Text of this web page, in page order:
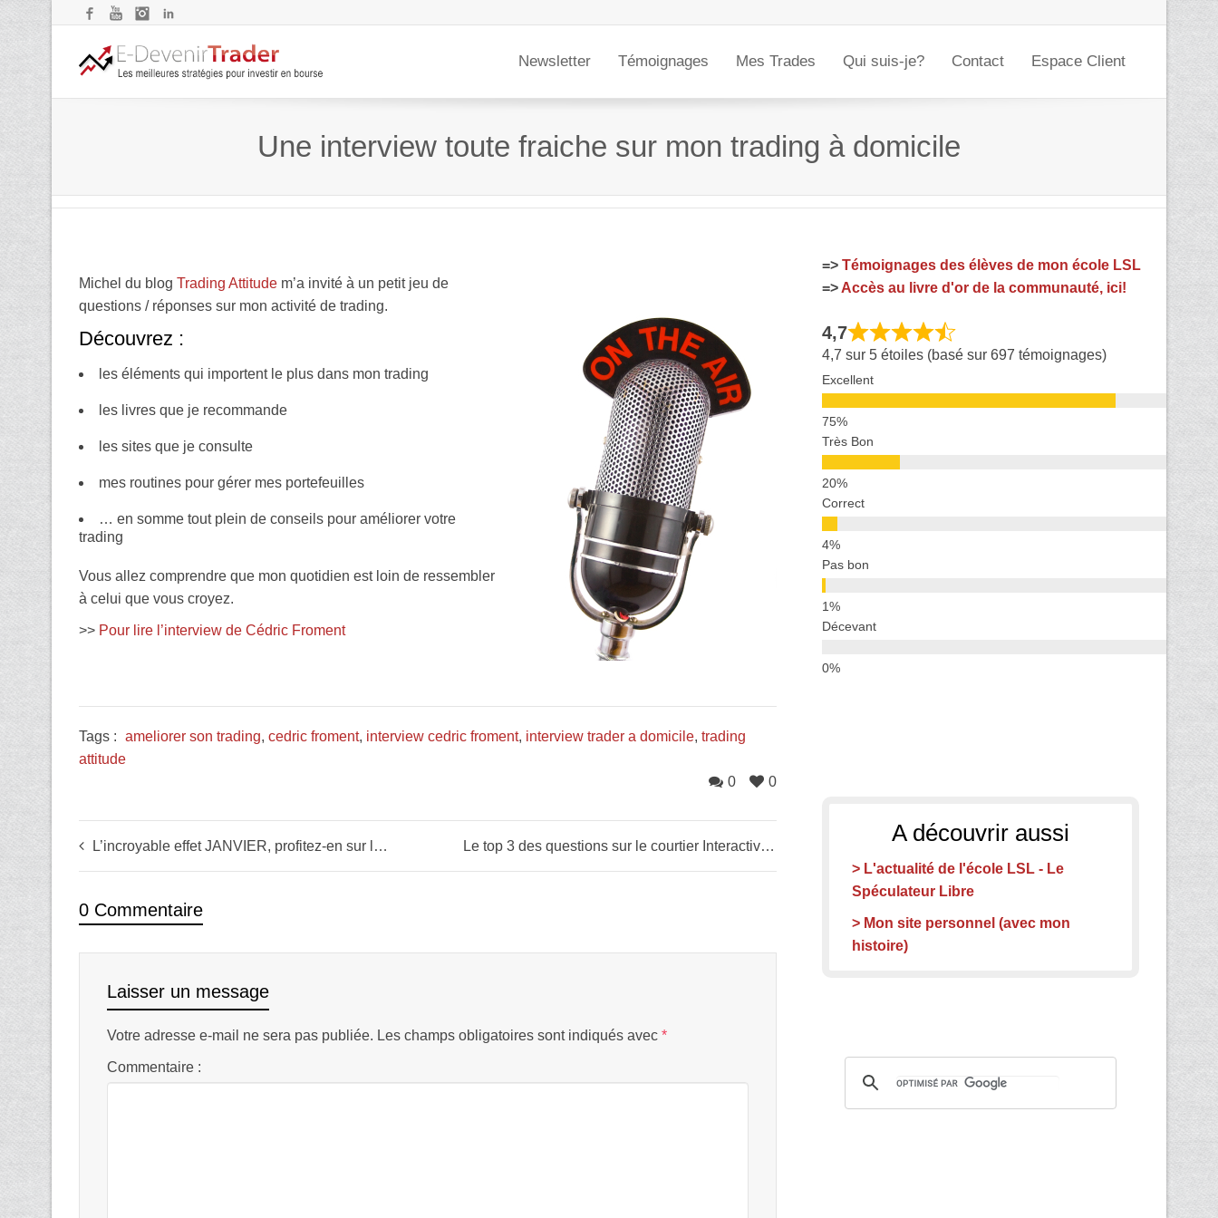
FacebookYouTubeInstagram
Newsletter Témoignages Mes Trades Qui suis-je? Contact Espace Client
Une interview toute fraiche sur mon trading à domicile
Michel du blog Trading Attitude m’a invité à un petit jeu de
questions / réponses sur mon activité de trading.
Découvrez :
les éléments qui importent le plus dans mon trading
les livres que je recommande
les sites que je consulte
mes routines pour gérer mes portefeuilles
… en somme tout plein de conseils pour améliorer votre
trading
Vous allez comprendre que mon quotidien est loin de ressembler
à celui que vous croyez.
>> Pour lire l’interview de Cédric Froment
Tags : ameliorer son trading, cedric froment, interview cedric froment, interview trader a domicile, trading
attitude
0
0
L’incroyable effet JANVIER, profitez-en sur les actions ! Le top 3 des questions sur le courtier Interactive Brokers
0 Commentaire
Laisser un message
Votre adresse e-mail ne sera pas publiée. Les champs obligatoires sont indiqués avec *
Commentaire :
=> Témoignages des élèves de mon école LSL
=> Accès au livre d'or de la communauté, ici!
4,7
4,7 sur 5 étoiles (basé sur 697 témoignages)
Excellent
Très Bon
Correct
Pas bon
Décevant
A découvrir aussi
> L'actualité de l'école LSL - Le
Spéculateur Libre
> Mon site personnel (avec mon
histoire)